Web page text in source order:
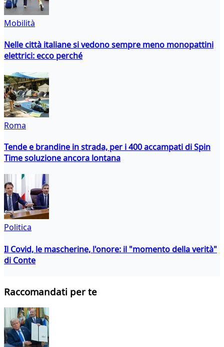
Mobilità
Nelle città italiane si vedono sempre meno monopattini
elettrici: ecco perché
Roma
Tende e brandine in strada, per i 400 accampati di Spin
Time soluzione ancora lontana
Politica
Il Covid, le mascherine, l'onore: il "momento della verità"
di Conte
Raccomandati per te